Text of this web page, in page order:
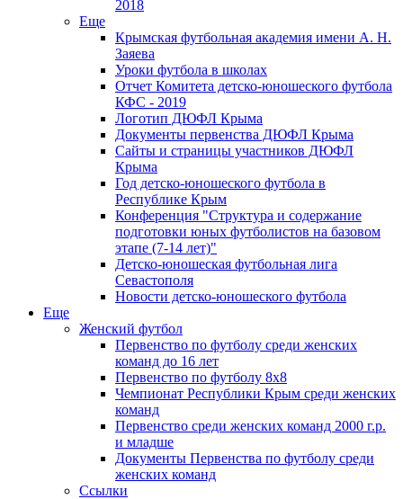
2018
Еще
Крымская футбольная академия имени А. Н.
Заяева
Уроки футбола в школах
Отчет Комитета детско-юношеского футбола
КФС - 2019
Логотип ДЮФЛ Крыма
Документы первенства ДЮФЛ Крыма
Сайты и страницы участников ДЮФЛ
Крыма
Год детско-юношеского футбола в
Республике Крым
Конференция "Структура и содержание
подготовки юных футболистов на базовом
этапе (7-14 лет)"
Детско-юношеская футбольная лига
Севастополя
Новости детско-юношеского футбола
Еще
Женский футбол
Первенство по футболу среди женских
команд до 16 лет
Первенство по футболу 8х8
Чемпионат Республики Крым среди женских
команд
Первенство среди женских команд 2000 г.р.
и младше
Документы Первенства по футболу среди
женских команд
Ссылки